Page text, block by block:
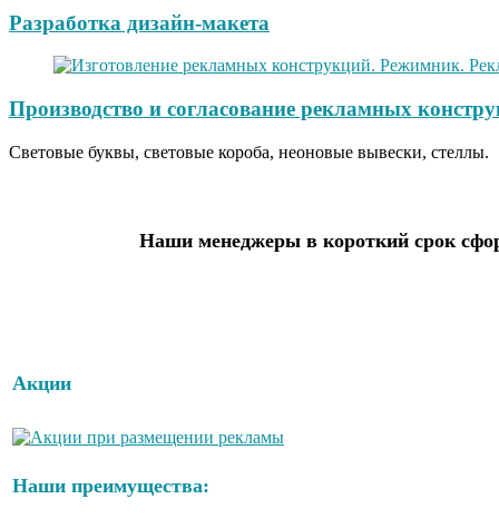
Разработка дизайн-макета
Производство и согласование рекламных
Световые буквы, световые короба, неоновые вывески, стеллы.
Наши менеджеры в короткий срок
Акции
Наши преимущества: